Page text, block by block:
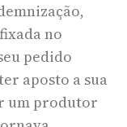
no
pedido
aposto a sua
um produtor